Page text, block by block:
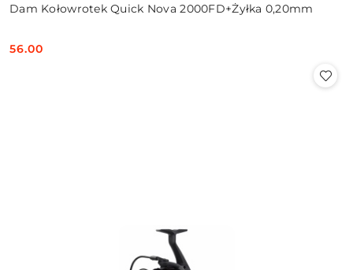
Dam Kołowrotek Quick Nova 2000FD+Żyłka 0,20mm
Cena:
56.00